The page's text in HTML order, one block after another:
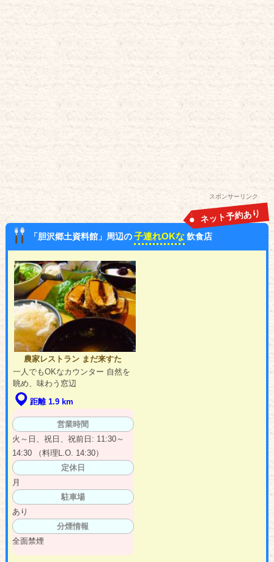
スポンサーリンク
「胆沢郷土資料館」周辺の子連れOKな 飲食店
ネット予約あり
農家レストラン まだ来すた
一人でもOKなカウンター 自然を
眺め、味わう窓辺
距離 1.9 km
営業時間
火～日、祝日、祝前日: 11:30～
14:30 （料理L.O. 14:30）
定休日
月
駐車場
あり
分煙情報
全面禁煙